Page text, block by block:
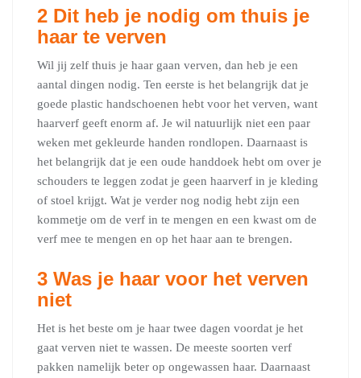
2 Dit heb je nodig om thuis je
haar te verven
Wil jij zelf thuis je haar gaan verven, dan heb je een
aantal dingen nodig. Ten eerste is het belangrijk dat je
goede plastic handschoenen hebt voor het verven, want
haarverf geeft enorm af. Je wil natuurlijk niet een paar
weken met gekleurde handen rondlopen. Daarnaast is
het belangrijk dat je een oude handdoek hebt om over je
schouders te leggen zodat je geen haarverf in je kleding
of stoel krijgt. Wat je verder nog nodig hebt zijn een
kommetje om de verf in te mengen en een kwast om de
verf mee te mengen en op het haar aan te brengen.
3 Was je haar voor het verven
niet
Het is het beste om je haar twee dagen voordat je het
gaat verven niet te wassen. De meeste soorten verf
pakken namelijk beter op ongewassen haar. Daarnaast